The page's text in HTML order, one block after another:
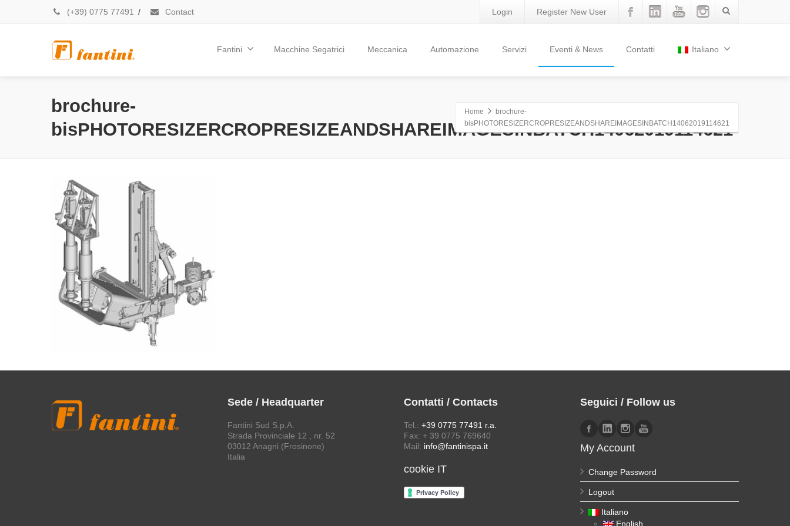
(+39) 0775 77491 / Contact Login Register New User
Fantini Macchine Segatrici Meccanica Automazione Servizi Eventi & News Contatti Italiano
brochure-
bisPHOTORESIZERCROPRESIZEANDSHAREIMAGESINBATCH14062019114621
Home
brochure-
bisPHOTORESIZERCROPRESIZEANDSHAREIMAGESINBATCH14062019114621
Sede / Headquarter
Fantini Sud S.p.A.
Strada Provinciale 12 , nr. 52
03012 Anagni (Frosinone)
Italia
Contatti / Contacts
Tel.: +39 0775 77491 r.a.
Fax: + 39 0775 769640
Mail: info@fantinispa.it
cookie IT
Seguici / Follow us
My Account
Change Password
Logout
Italiano
English